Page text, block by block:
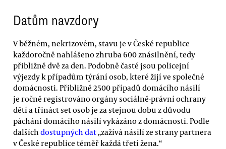
Datům navzdory
V běžném, nekrizovém, stavu je v České republice
každoročně nahlášeno zhruba 600 znásilnění, tedy
přibližně dvě za den. Podobně časté jsou policejní
výjezdy k případům týrání osob, které žijí ve společné
domácnosti. Přibližně 2500 případů domácího násilí
je ročně registrováno orgány sociálně-právní ochrany
dětí a třináct set osob je za stejnou dobu z důvodu
páchání domácího násilí vykázáno z domácnosti. Podle
dalších dostupných dat„zažívá násilí ze strany partnera
v České republice téměř každá třetí žena.“